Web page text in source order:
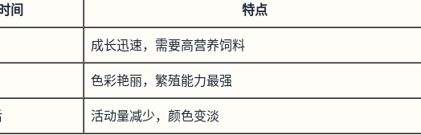
间
特点
成长迅速，需要高营养饲料
色彩艳丽，繁殖能力最强
活动量减少，颜色变淡